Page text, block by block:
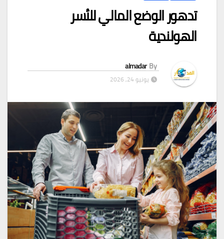
تدهور الوضع المالي للأسر
الهولندية
By
almadar
يونيو 24, 2026